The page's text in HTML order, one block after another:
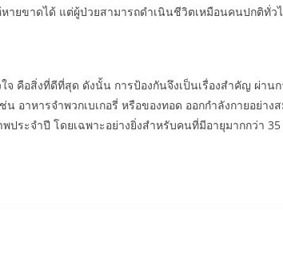
ายขาดได้ แต่ผู้ป่วยสามารถดำเนินชีวิตเหมือนคนปกติทั่ว
จ คือสิ่งที่ดีที่สุด ดังนั้น การป้องกันจึงเป็นเรื่องสำคัญ ผ่า
อาหารจำพวกเบเกอรี่ หรือของทอด ออกกำลังกายอย่า
ระจำปี โดยเฉพาะอย่างยิ่งสำหรับคนที่มีอายุมากกว่า